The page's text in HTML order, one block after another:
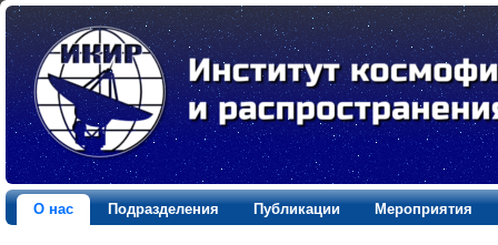
О нас Подразделения Публикации Мероприятия